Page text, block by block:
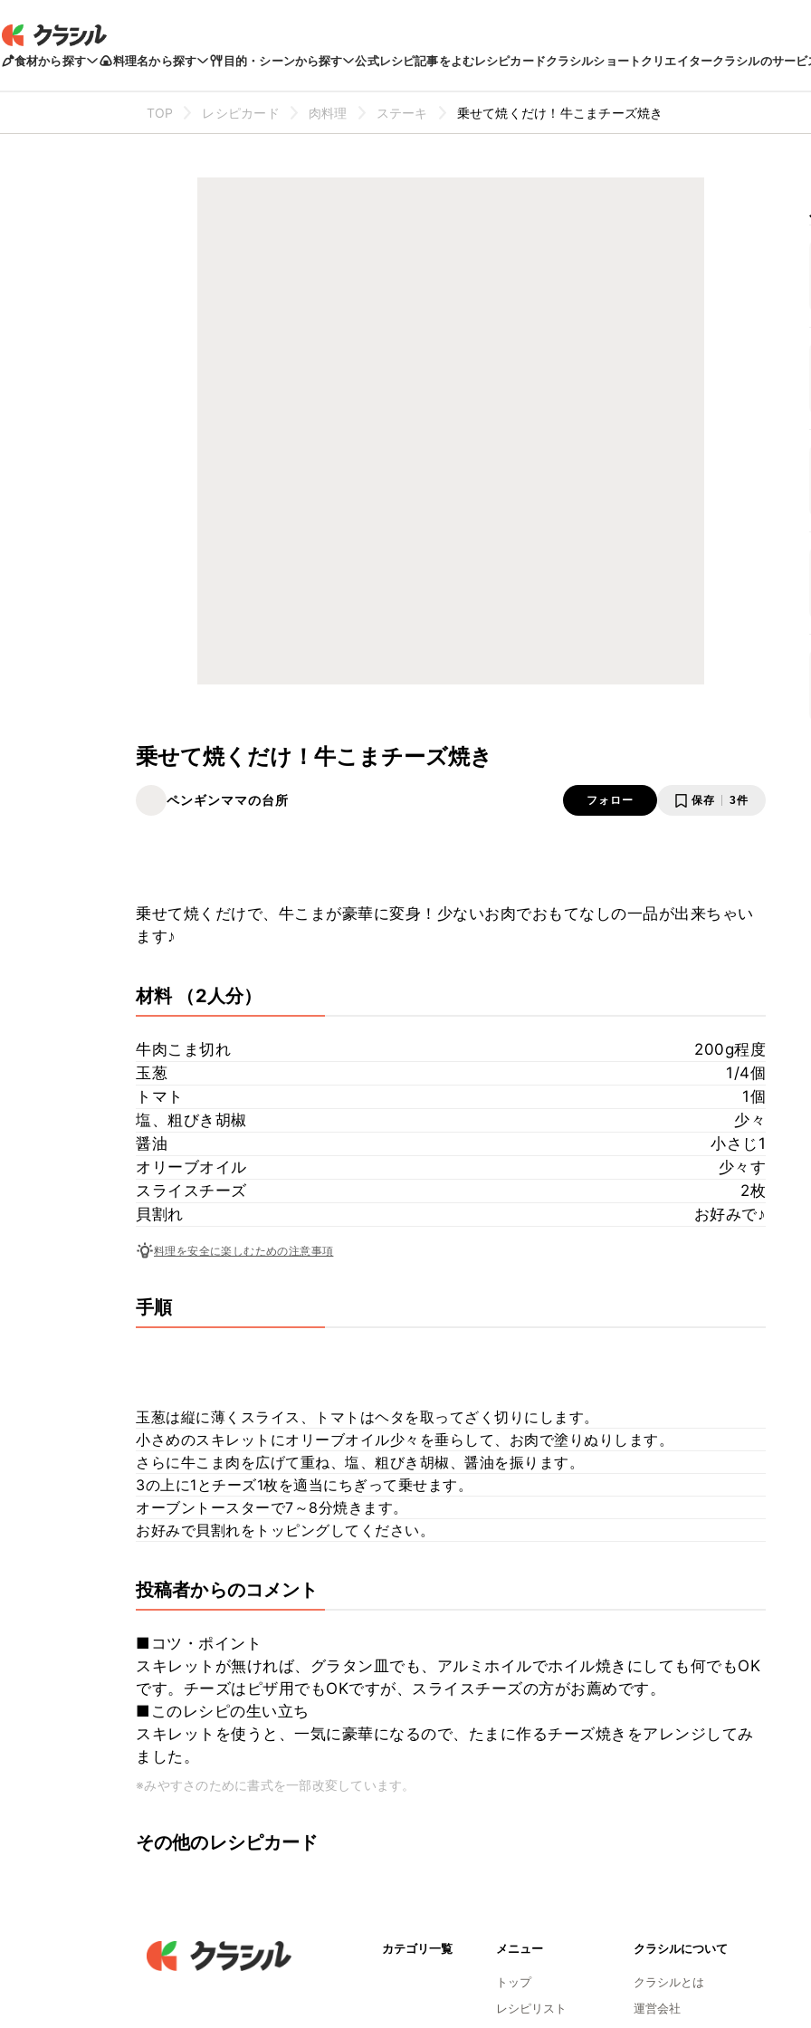
食材から探す 料理名から探す 目的・シーンから探す 公式レシピ記事をよむレシピカードクラシルショートクリエイタークラシルのサービ
TOP レシピカード 肉料理 ステーキ 乗せて焼くだけ！牛こまチーズ焼き
乗せて焼くだけ！牛こまチーズ焼き
ペンギンママの台所 フォロー 保存 3件
乗せて焼くだけで、牛こまが豪華に変身！少ないお肉でおもてなしの一品が出来ちゃい
ます♪
材料 （2人分）
牛肉こま切れ
200g程度
玉葱
1/4個
トマト
1個
塩、粗びき胡椒
少々
醤油
小さじ1
オリーブオイル
少々す
スライスチーズ
2枚
貝割れ
お好みで♪
料理を安全に楽しむための注意事項
手順
玉葱は縦に薄くスライス、トマトはヘタを取ってざく切りにします。
小さめのスキレットにオリーブオイル少々を垂らして、お肉で塗りぬりします。
さらに牛こま肉を広げて重ね、塩、粗びき胡椒、醤油を振ります。
3の上に1とチーズ1枚を適当にちぎって乗せます。
オーブントースターで7～8分焼きます。
お好みで貝割れをトッピングしてください。
投稿者からのコメント
■コツ・ポイント
スキレットが無ければ、グラタン皿でも、アルミホイルでホイル焼きにしても何でもOK
です。チーズはピザ用でもOKですが、スライスチーズの方がお薦めです。
■このレシピの生い立ち
スキレットを使うと、一気に豪華になるので、たまに作るチーズ焼きをアレンジしてみ
ました。
※みやすさのために書式を一部改変しています。
その他のレシピカード
カテゴリ一覧 メニュー
トップ
レシピリスト
クラシルについて
クラシルとは
運営会社